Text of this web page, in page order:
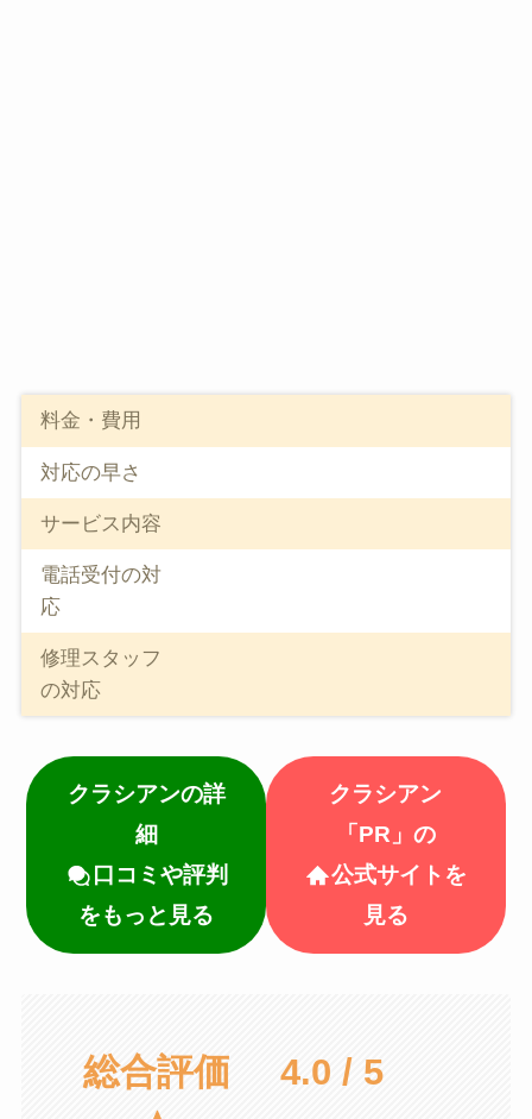
料金・費用
対応の早さ
サービス内容
電話受付の対
応
修理スタッフ
の対応
クラシアンの詳
細
口コミや評判
をもっと見る
クラシアン
「PR」の
公式サイトを
見る
総合評価 4.0 / 5